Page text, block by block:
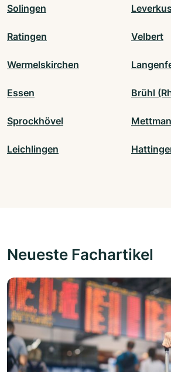
Solingen
Ratingen Velbert
Wermelskirchen
Essen Brühl
Sprockhövel
Leichlingen
Neueste Fachartikel